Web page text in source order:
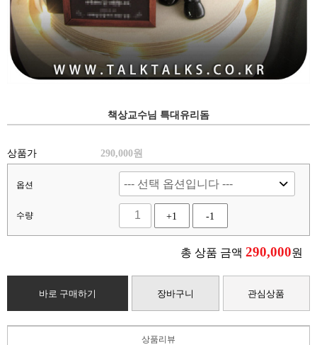
책상교수님 특대유리돔
상품가 290,000원
옵션
수량 +1 -1
총 상품 금액 290,000원
바로 구매하기 장바구니 관심상품
상품리뷰